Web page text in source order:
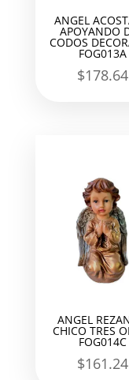
ANGEL
APOYANDO
CODOS
FOG013A
$178.64
ANGEL
CHICO TRES
FOG014C
$161.24